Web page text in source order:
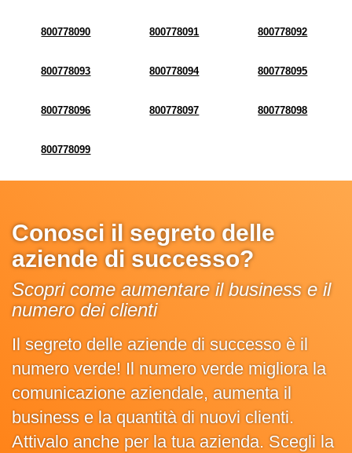
800778090 800778091 800778092
800778093 800778094 800778095
800778096 800778097 800778098
800778099
Conosci il segreto delle
aziende di successo?
Scopri come aumentare il business e il
numero dei clienti
Il segreto delle aziende di successo è il
numero verde! Il numero verde migliora la
comunicazione aziendale, aumenta il
business e la quantità di nuovi clienti.
Attivalo anche per la tua azienda. Scegli la